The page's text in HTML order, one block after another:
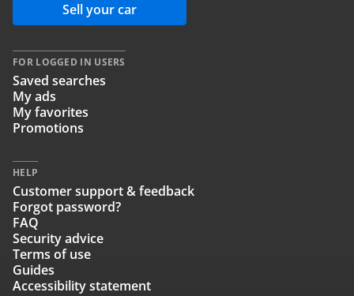
Sell your car
FOR LOGGED IN USERS
Saved searches
My ads
My favorites
Promotions
HELP
Customer support & feedback
Forgot password?
FAQ
Security advice
Terms of use
Guides
Accessibility statement